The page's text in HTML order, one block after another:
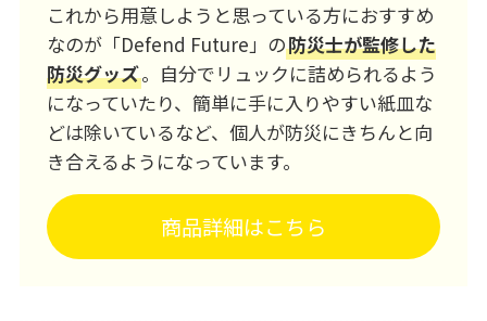
これから用意しようと思っている方におすすめ
なのが「Defend Future」の防災士が監修した
防災グッズ。自分でリュックに詰められるよう
になっていたり、簡単に手に入りやすい紙皿な
どは除いているなど、個人が防災にきちんと向
き合えるようになっています。
商品詳細はこちら